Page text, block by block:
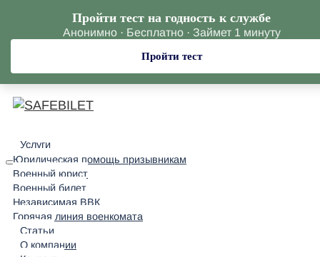
Услуги
Юридическая помощь призывникам
Военный юрист
Военный билет
Независимая ВВК
Горячая линия военкомата
Статьи
О компании
Пройти тест на годность к службе
Анонимно · Бесплатно · Займет 1 минуту
Пройти тест